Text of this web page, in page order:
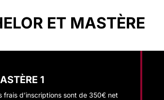
ET MASTÈRE
1
frais d’inscriptions sont de 350€ net